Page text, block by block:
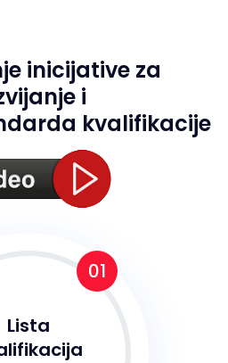
inicijative za
i
kvalifikacije
01
Lista